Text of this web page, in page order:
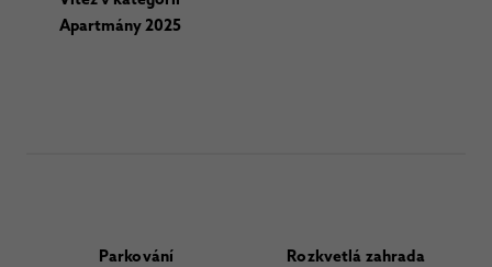
Apartmány 2025
Parkování Rozkvetlá zahrada